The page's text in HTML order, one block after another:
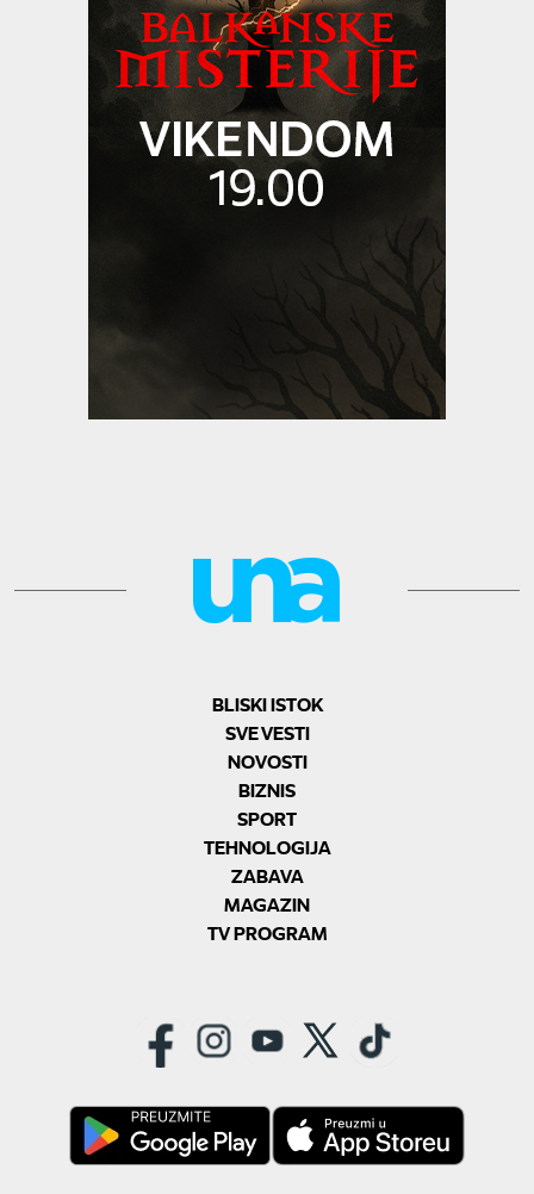
BLISKI ISTOK
SVE VESTI
NOVOSTI
BIZNIS
SPORT
TEHNOLOGIJA
ZABAVA
MAGAZIN
TV PROGRAM